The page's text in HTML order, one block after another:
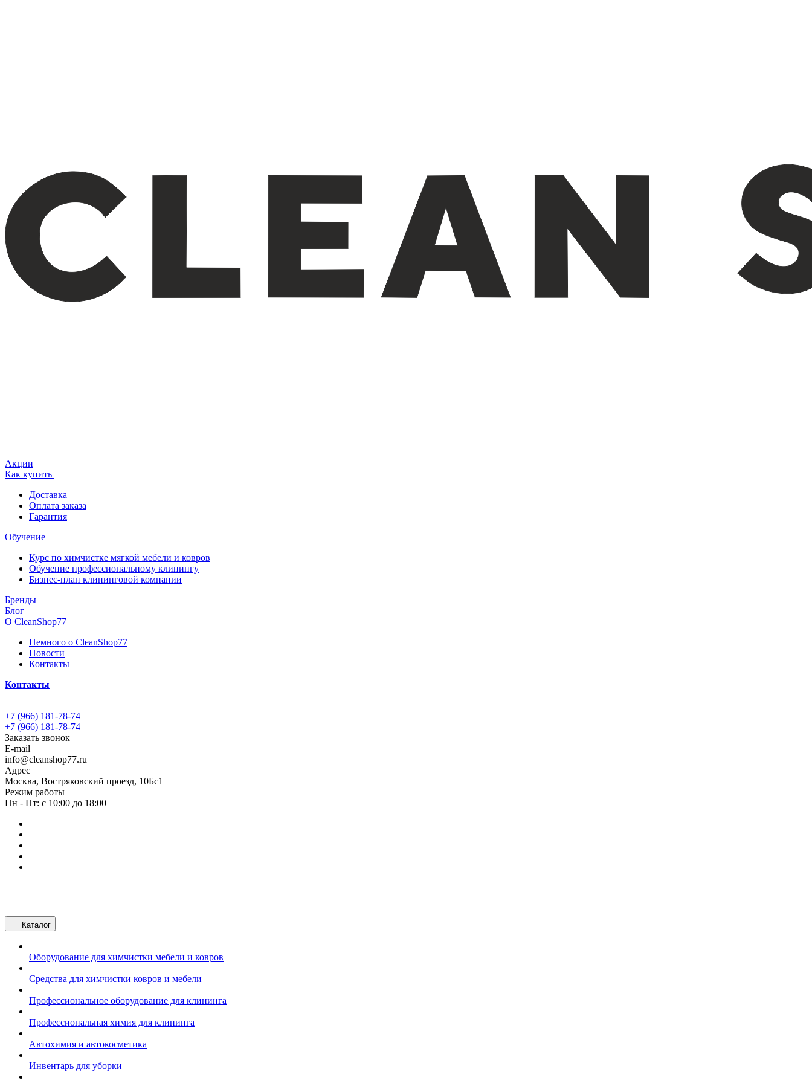
Акции
Как купить
Доставка
Оплата заказа
Гарантия
Обучение
Курс по химчистке мягкой мебели и ковров
Обучение профессиональному клинингу
Бизнес-план клининговой компании
Бренды
Блог
О CleanShop77
Немного о CleanShop77
Новости
Контакты
Контакты
+7 (966) 181-78-74
+7 (966) 181-78-74
Заказать звонок
E-mail
info@cleanshop77.ru
Адрес
Москва, Востряковский проезд, 10Бс1
Режим работы
Пн - Пт: с 10:00 до 18:00
Каталог
Оборудование для химчистки мебели и ковров
Средства для химчистки ковров и мебели
Профессиональное оборудование для клининга
Профессиональная химия для клининга
Автохимия и автокосметика
Инвентарь для уборки